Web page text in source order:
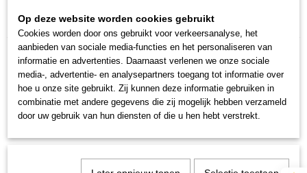
Home >Gazononderhoud>Verticuteermachines
Gazononderhoud
Balkmaaiers
Beluchtingsmachines
Bosmaaiers | toebehoren
Op deze website worden cookies gebruikt
Cookies worden door ons gebruikt voor verkeersanalyse, het
aanbieden van sociale media-functies en het personaliseren van
informatie en advertenties. Daarnaast verlenen we onze sociale
media-, advertentie- en analysepartners toegang tot informatie over
hoe u onze site gebruikt. Zij kunnen deze informatie gebruiken in
combinatie met andere gegevens die zij mogelijk hebben verzameld
door uw gebruik van hun diensten of die u hen hebt verstrekt.